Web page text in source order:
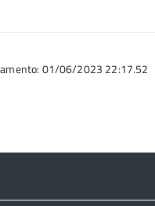
01/06/2023 22:17.52